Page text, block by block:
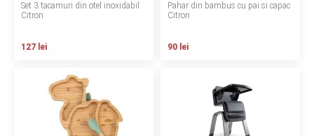
Regulament giveaway
Showroom
Set 3 tacamuri din otel inoxidabil
Citron
127 lei
Pahar din bambus cu pai si capac
Citron
90 lei